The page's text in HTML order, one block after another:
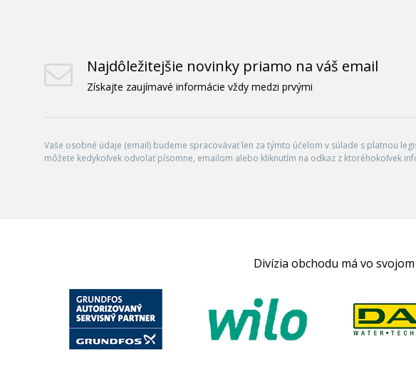
Najdôležitejšie novinky priamo na váš email
Získajte zaujímavé informácie vždy medzi prvými
Vaše osobné údaje (email) budeme spracovávať len za týmto účelom v súlade s platnou
môžete kedykoľvek odvolať písomne, emailom alebo kliknutím na odkaz z ktoréhokoľvek
Divízia obchodu má vo